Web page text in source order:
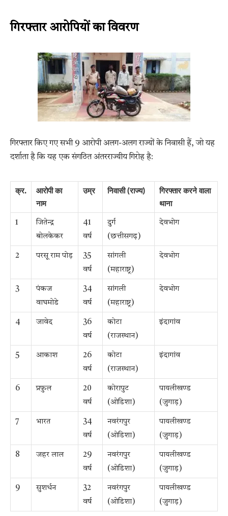
गिरफ्तार आरोपियों का विवरण
गिरफ्तार किए गए सभी 9 आरोपी अलग-अलग राज्यों के निवासी हैं, जो यह
दर्शाता है कि यह एक संगठित अंतरराज्यीय गिरोह है:
क्र.
आरोपी का
नाम
उम्र निवासी (राज्य)
गिरफ्तार करने वाला
थाना
1
जितेन्द्र
बोलकेकर
41
वर्ष
दुर्ग
(छत्तीसगढ़)
देवभोग
2 परसू राम पोड़
35
वर्ष
सांगली
(महाराष्ट्र)
देवभोग
3
पंकज
वाघमोडे
34
वर्ष
सांगली
(महाराष्ट्र)
देवभोग
4 जावेद
36
वर्ष
कोटा
(राजस्थान)
इंदागांव
5 आकाश
26
वर्ष
कोटा
(राजस्थान)
इंदागांव
6 प्रफुल
20
वर्ष
कोरापुट
(ओडिशा)
पायलीखण्ड
(जुगाड़)
7 भारत
34
वर्ष
नवरंगपुर
(ओडिशा)
पायलीखण्ड
(जुगाड़)
8 जहर लाल
29
वर्ष
नवरंगपुर
(ओडिशा)
पायलीखण्ड
(जुगाड़)
9 सुशर्धन
32
वर्ष
नवरंगपुर
(ओडिशा)
पायलीखण्ड
(जुगाड़)